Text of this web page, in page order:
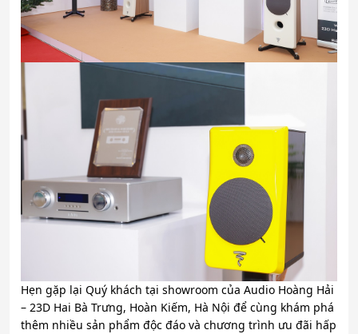
Hẹn gặp lại Quý khách tại showroom của Audio Hoàng Hải
– 23D Hai Bà Trưng, Hoàn Kiếm, Hà Nội để cùng khám phá
thêm nhiều sản phẩm độc đáo và chương trình ưu đãi hấp